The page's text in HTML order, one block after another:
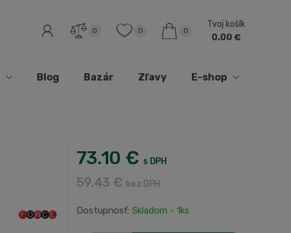
0 0 0
Tvoj košík
0.00 €
Blog Bazár Zľavy E-shop
Dostupnosť: Skladom - 1ks
73.10 € s DPH
59.43 € bez DPH